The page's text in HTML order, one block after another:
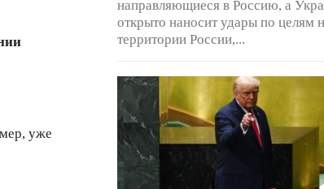
уже
направляющиеся в Россию, а
открыто наносит удары по целям
территории России,...